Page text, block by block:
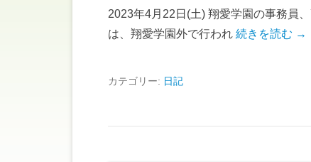
2023年4月22日(土) 翔愛学園の事務員
は、翔愛学園外で行われ 続きを読む →
カテゴリー: 日記